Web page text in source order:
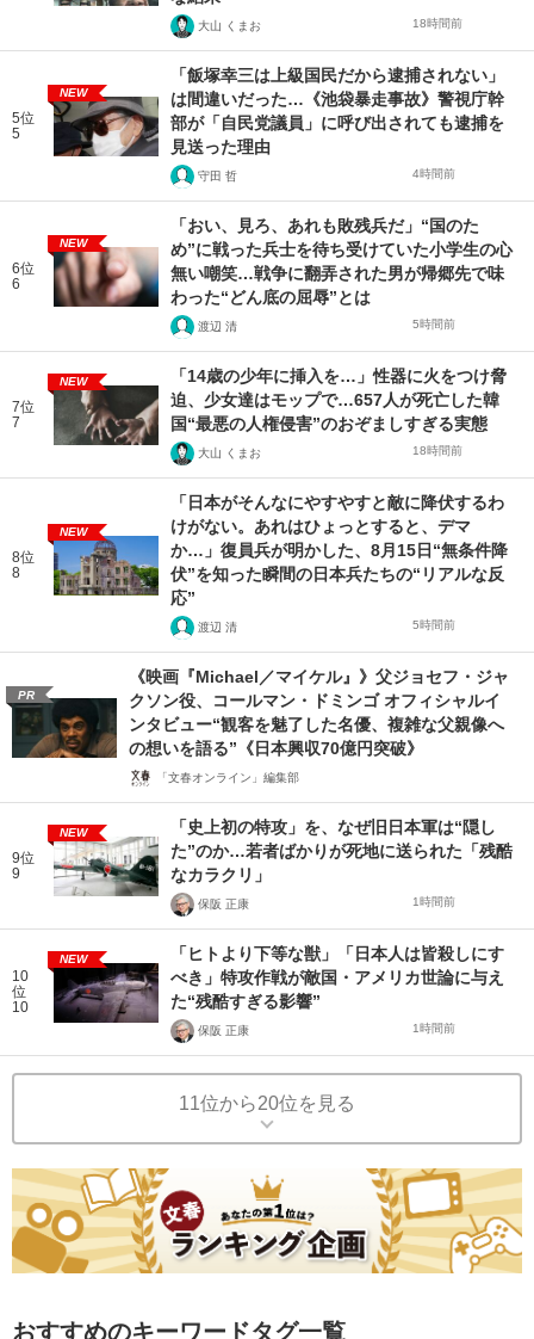
大山 くまお 18時間前
5位
5
NEW
「飯塚幸三は上級国民だから逮捕されない」
は間違いだった…《池袋暴走事故》警視庁幹
部が「自民党議員」に呼び出されても逮捕を
見送った理由
守田 哲 4時間前
6位
6
NEW
「おい、見ろ、あれも敗残兵だ」“国のた
め”に戦った兵士を待ち受けていた小学生の心
無い嘲笑…戦争に翻弄された男が帰郷先で味
わった“どん底の屈辱”とは
渡辺 清 5時間前
7位
7
NEW
「14歳の少年に挿入を…」性器に火をつけ脅
迫、少女達はモップで…657人が死亡した韓
国“最悪の人権侵害”のおぞましすぎる実態
大山 くまお 18時間前
8位
8
NEW
「日本がそんなにやすやすと敵に降伏するわ
けがない。あれはひょっとすると、デマ
か…」復員兵が明かした、8月15日“無条件降
伏”を知った瞬間の日本兵たちの“リアルな反
応”
渡辺 清 5時間前
PR
《映画『Michael／マイケル』》父ジョセフ・ジャ
クソン役、コールマン・ドミンゴ オフィシャルイ
ンタビュー“観客を魅了した名優、複雑な父親像へ
の想いを語る”《日本興収70億円突破》
「文春オンライン」編集部
9位
9
NEW
「史上初の特攻」を、なぜ旧日本軍は“隠し
た”のか…若者ばかりが死地に送られた「残酷
なカラクリ」
保阪 正康 1時間前
10
位
10
NEW
「ヒトより下等な獣」「日本人は皆殺しにす
べき」特攻作戦が敵国・アメリカ世論に与え
た“残酷すぎる影響”
保阪 正康 1時間前
11位から20位を見る
おすすめのキーワードタグ一覧